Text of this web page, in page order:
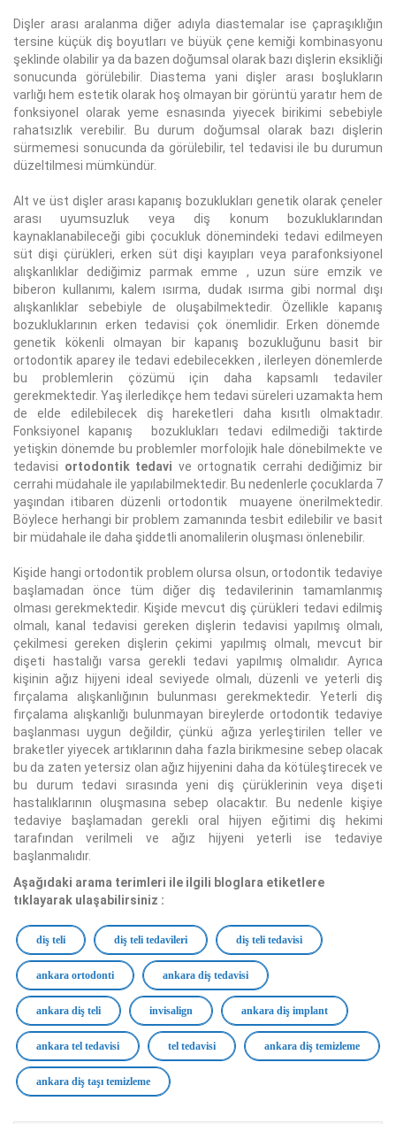
Dişler arası aralanma diğer adıyla diastemalar ise çapraşıklığın
tersine küçük diş boyutları ve büyük çene kemiği kombinasyonu
şeklinde olabilir ya da bazen doğumsal olarak bazı dişlerin eksikliği
sonucunda görülebilir. Diastema yani dişler arası boşlukların
varlığı hem estetik olarak hoş olmayan bir görüntü yaratır hem de
fonksiyonel olarak yeme esnasında yiyecek birikimi sebebiyle
rahatsızlık verebilir. Bu durum doğumsal olarak bazı dişlerin
sürmemesi sonucunda da görülebilir, tel tedavisi ile bu durumun
düzeltilmesi mümkündür.
Alt ve üst dişler arası kapanış bozuklukları genetik olarak çeneler
arası uyumsuzluk veya diş konum bozukluklarından
kaynaklanabileceği gibi çocukluk dönemindeki tedavi edilmeyen
süt dişi çürükleri, erken süt dişi kayıpları veya parafonksiyonel
alışkanlıklar dediğimiz parmak emme , uzun süre emzik ve
biberon kullanımı, kalem ısırma, dudak ısırma gibi normal dışı
alışkanlıklar sebebiyle de oluşabilmektedir. Özellikle kapanış
bozukluklarının erken tedavisi çok önemlidir. Erken dönemde
genetik kökenli olmayan bir kapanış bozukluğunu basit bir
ortodontik aparey ile tedavi edebilecekken , ilerleyen dönemlerde
bu problemlerin çözümü için daha kapsamlı tedaviler
gerekmektedir. Yaş ilerledikçe hem tedavi süreleri uzamakta hem
de elde edilebilecek diş hareketleri daha kısıtlı olmaktadır.
Fonksiyonel kapanış bozuklukları tedavi edilmediği taktirde
yetişkin dönemde bu problemler morfolojik hale dönebilmekte ve
tedavisi ortodontik tedavi ve ortognatik cerrahi dediğimiz bir
cerrahi müdahale ile yapılabilmektedir. Bu nedenlerle çocuklarda 7
yaşından itibaren düzenli ortodontik muayene önerilmektedir.
Böylece herhangi bir problem zamanında tesbit edilebilir ve basit
bir müdahale ile daha şiddetli anomalilerin oluşması önlenebilir.
Kişide hangi ortodontik problem olursa olsun, ortodontik tedaviye
başlamadan önce tüm diğer diş tedavilerinin tamamlanmış
olması gerekmektedir. Kişide mevcut diş çürükleri tedavi edilmiş
olmalı, kanal tedavisi gereken dişlerin tedavisi yapılmış olmalı,
çekilmesi gereken dişlerin çekimi yapılmış olmalı, mevcut bir
dişeti hastalığı varsa gerekli tedavi yapılmış olmalıdır. Ayrıca
kişinin ağız hijyeni ideal seviyede olmalı, düzenli ve yeterli diş
fırçalama alışkanlığının bulunması gerekmektedir. Yeterli diş
fırçalama alışkanlığı bulunmayan bireylerde ortodontik tedaviye
başlanması uygun değildir, çünkü ağıza yerleştirilen teller ve
braketler yiyecek artıklarının daha fazla birikmesine sebep olacak
bu da zaten yetersiz olan ağız hijyenini daha da kötüleştirecek ve
bu durum tedavi sırasında yeni diş çürüklerinin veya dişeti
hastalıklarının oluşmasına sebep olacaktır. Bu nedenle kişiye
tedaviye başlamadan gerekli oral hijyen eğitimi diş hekimi
tarafından verilmeli ve ağız hijyeni yeterli ise tedaviye
başlanmalıdır.
Aşağıdaki arama terimleri ile ilgili bloglara etiketlere
tıklayarak ulaşabilirsiniz :
diş teli diş teli tedavileri diş teli tedavisi
ankara ortodonti ankara diş tedavisi
ankara diş teli invisalign ankara diş implant
ankara tel tedavisi tel tedavisi ankara diş temizleme
ankara diş taşı temizleme